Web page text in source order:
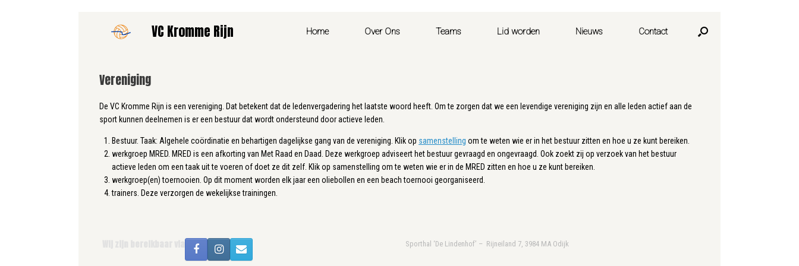
VC Kromme Rijn Home Over Ons Teams Lid worden Nieuws Contact
Vereniging
De VC Kromme Rijn is een vereniging. Dat betekent dat de ledenvergadering het laatste woord heeft. Om te zorgen dat we een levendige vereniging zijn en alle leden actief aan de
sport kunnen deelnemen is er een bestuur dat wordt ondersteund door actieve leden.
Bestuur. Taak: Algehele coördinatie en behartigen dagelijkse gang van de vereniging. Klik op samenstelling om te weten wie er in het bestuur zitten en hoe u ze kunt bereiken.
werkgroep MRED. MRED is een afkorting van Met Raad en Daad. Deze werkgroep adviseert het bestuur gevraagd en ongevraagd. Ook zoekt zij op verzoek van het bestuur
actieve leden om een taak uit te voeren of doet ze dit zelf. Klik op samenstelling om te weten wie er in de MRED zitten en hoe u ze kunt bereiken.
werkgroep(en) toernooien. Op dit moment worden elk jaar een oliebollen en een beach toernooi georganiseerd.
trainers. Deze verzorgen de wekelijkse trainingen.
Sporthal ‘De Lindenhof’ – Rijneiland 7, 3984 MA Odijk